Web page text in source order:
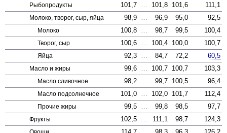
Рыбопродукты 101,7 101,8 101,6 111,1
Молоко, творог, сыр, яйца 98,9 96,9 95,0 92,5
Молоко 100,8 98,7 99,5 100,4
Творог, сыр 100,6 100,4 100,0 100,7
Яйца 92,3 84,7 72,2 60,5
Масло и жиры 99,6 100,7 100,7 103,3
Масло сливочное 98,2 99,7 100,5 96,4
Масло под­солнечное 101,0 102,0 101,7 112,4
Прочие жиры 99,5 99,8 98,5 97,7
Фрукты 102,5 111,1 98,7 124,3